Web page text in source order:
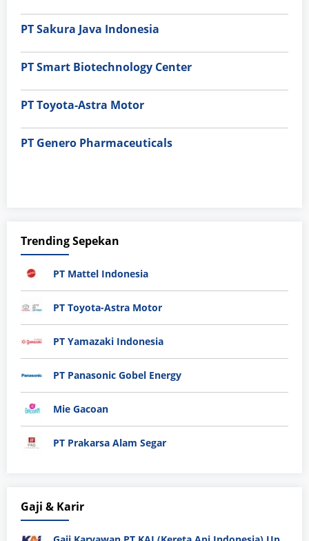
PT Sakura Java Indonesia
PT Smart Biotechnology Center
PT Toyota-Astra Motor
PT Genero Pharmaceuticals
Trending Sepekan
PT Mattel Indonesia
PT Toyota-Astra Motor
PT Yamazaki Indonesia
PT Panasonic Gobel Energy
Mie Gacoan
PT Prakarsa Alam Segar
Gaji & Karir